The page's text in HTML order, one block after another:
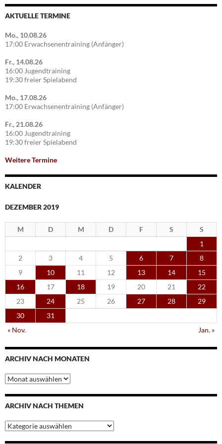
AKTUELLE TERMINE
Mo., 10.08.26
17:00 Erwachsenentraining (Anfänger)
Fr., 14.08.26
16:00 Jugendtraining
19:30 freier Spielabend
Mo., 17.08.26
17:00 Erwachsenentraining (Anfänger)
Fr., 21.08.26
16:00 Jugendtraining
19:30 freier Spielabend
Weitere Termine
KALENDER
DEZEMBER 2019
M D M D F S
S
1
2
3 4 5 6 7
8
9
10 11 12 13 14
15
16
17 18 19 20 21
22
23
24 25 26 27 28
29
30
31
« Nov.
Jan. »
ARCHIV NACH MONATEN
Archiv
nach
Monaten
ARCHIV NACH THEMEN
Archiv
nach
Themen